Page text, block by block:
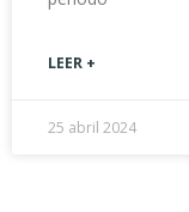
LEER +
25 abril 2024